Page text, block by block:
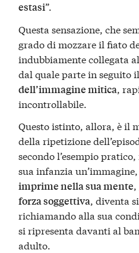
estasi”.
Questa sensazione, che
grado di mozzare il fiato
indubbiamente collegata
dal quale parte in seguito
dell’immagine mitica,
incontrollabile.
Questo istinto, allora, è il
della ripetizione
secondo l’esempio
sua infanzia
imprime nella sua mente
forza soggettiva, diventa
richiamando alla sua
si ripresenta davanti al
adulto.